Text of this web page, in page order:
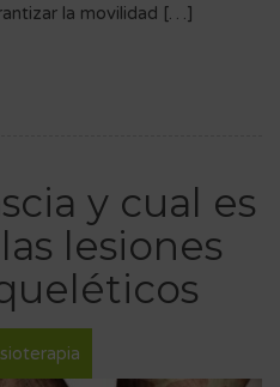
la movilidad […]
y cual es
lesiones